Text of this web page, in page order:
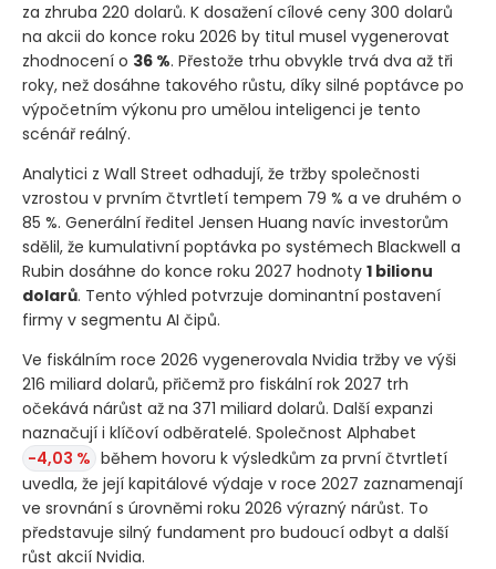
za zhruba 220 dolarů. K dosažení cílové ceny 300 dolarů
na akcii do konce roku 2026 by titul musel vygenerovat
zhodnocení o 36 %. Přestože trhu obvykle trvá dva až tři
roky, než dosáhne takového růstu, díky silné poptávce po
výpočetním výkonu pro umělou inteligenci je tento
scénář reálný.
Analytici z Wall Street odhadují, že tržby společnosti
vzrostou v prvním čtvrtletí tempem 79 % a ve druhém o
85 %. Generální ředitel Jensen Huang navíc investorům
sdělil, že kumulativní poptávka po systémech Blackwell a
Rubin dosáhne do konce roku 2027 hodnoty 1 bilionu
dolarů. Tento výhled potvrzuje dominantní postavení
firmy v segmentu AI čipů.
Ve fiskálním roce 2026 vygenerovala Nvidia tržby ve výši
216 miliard dolarů, přičemž pro fiskální rok 2027 trh
očekává nárůst až na 371 miliard dolarů. Další expanzi
naznačují i klíčoví odběratelé. Společnost Alphabet
-4,03 % během hovoru k výsledkům za první čtvrtletí
uvedla, že její kapitálové výdaje v roce 2027 zaznamenají
ve srovnání s úrovněmi roku 2026 výrazný nárůst. To
představuje silný fundament pro budoucí odbyt a další
růst akcií Nvidia.